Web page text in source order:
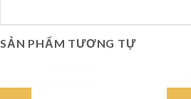
SẢN PHẨM TƯƠNG TỰ